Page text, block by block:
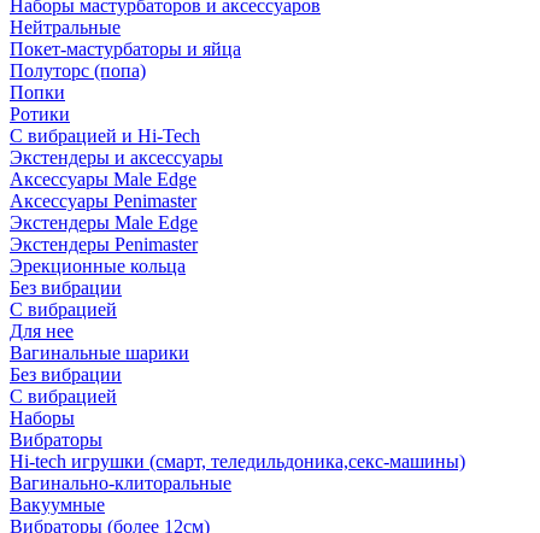
Наборы мастурбаторов и аксессуаров
Нейтральные
Покет-мастурбаторы и яйца
Полуторс (попа)
Попки
Ротики
С вибрацией и Hi-Tech
Экстендеры и аксессуары
Аксессуары Male Edge
Аксессуары Penimaster
Экстендеры Male Edge
Экстендеры Penimaster
Эрекционные кольца
Без вибрации
С вибрацией
Для нее
Вагинальные шарики
Без вибрации
С вибрацией
Наборы
Вибраторы
Hi-tech игрушки (смарт, теледильдоника,секс-машины)
Вагинально-клиторальные
Вакуумные
Вибраторы (более 12см)